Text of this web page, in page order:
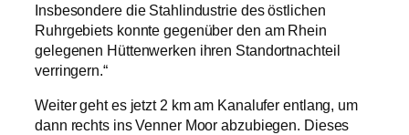
Insbesondere die Stahlindustrie des östlichen
Ruhrgebiets konnte gegenüber den am Rhein
gelegenen Hüttenwerken ihren Standortnachteil
verringern.“
Weiter geht es jetzt 2 km am Kanalufer entlang, um
dann rechts ins Venner Moor abzubiegen. Dieses